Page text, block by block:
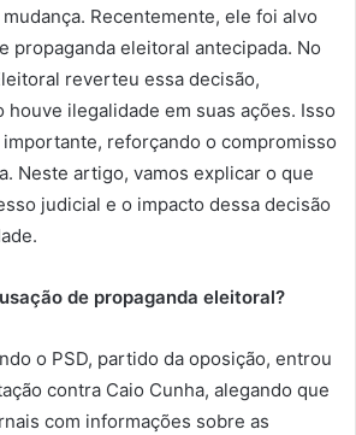
Recentemente, ele foi alvo
propaganda eleitoral antecipada. No
reverteu essa decisão,
houve ilegalidade em suas ações. Isso
reforçando o compromisso
Neste artigo, vamos explicar o que
judicial e o impacto dessa decisão
de propaganda eleitoral?
o PSD, partido da oposição, entrou
contra Caio Cunha, alegando que
com informações sobre as